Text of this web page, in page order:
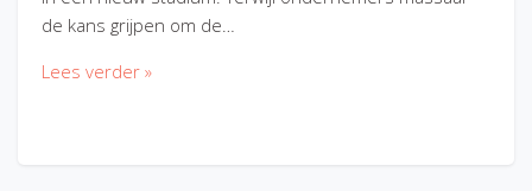
de kans grijpen om de…
Lees verder »